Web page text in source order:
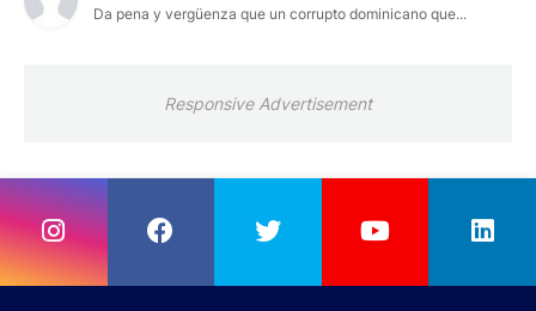
Da pena y vergüenza que un corrupto dominicano que...
Responsive Advertisement